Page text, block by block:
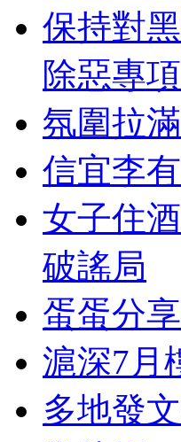
保持對
除惡專
氛圍拉
信宜李
女子住
破謠局
蛋蛋分
滬深7月
多地發